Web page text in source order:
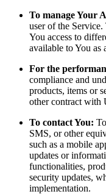
To manage Your
user of the
You access to
available to You as
For the
compliance and
products, items or
other contract with
To contact You:
SMS, or other
such as a mobile
updates or
functionalities,
security updates,
implementation.